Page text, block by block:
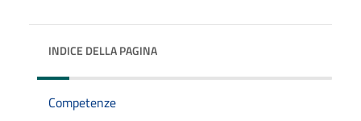
INDICE DELLA PAGINA
Competenze